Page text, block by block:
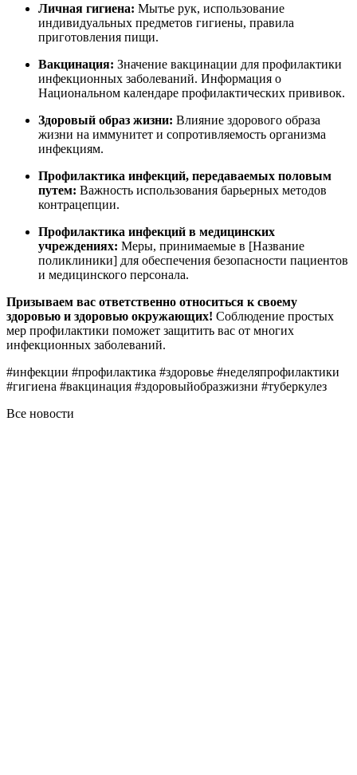
Личная гигиена: Мытье рук, использование
индивидуальных предметов гигиены, правила
приготовления пищи.
Вакцинация: Значение вакцинации для профилактики
инфекционных заболеваний. Информация о
Национальном календаре профилактических прививок.
Здоровый образ жизни: Влияние здорового образа
жизни на иммунитет и сопротивляемость организма
инфекциям.
Профилактика инфекций, передаваемых половым
путем: Важность использования барьерных методов
контрацепции.
Профилактика инфекций в медицинских
учреждениях: Меры, принимаемые в [Название
поликлиники] для обеспечения безопасности пациентов
и медицинского персонала.
Призываем вас ответственно относиться к своему
здоровью и здоровью окружающих! Соблюдение простых
мер профилактики поможет защитить вас от многих
инфекционных заболеваний.
#инфекции #профилактика #здоровье #неделяпрофилактики
#гигиена #вакцинация #здоровыйобразжизни #туберкулез
Все новости